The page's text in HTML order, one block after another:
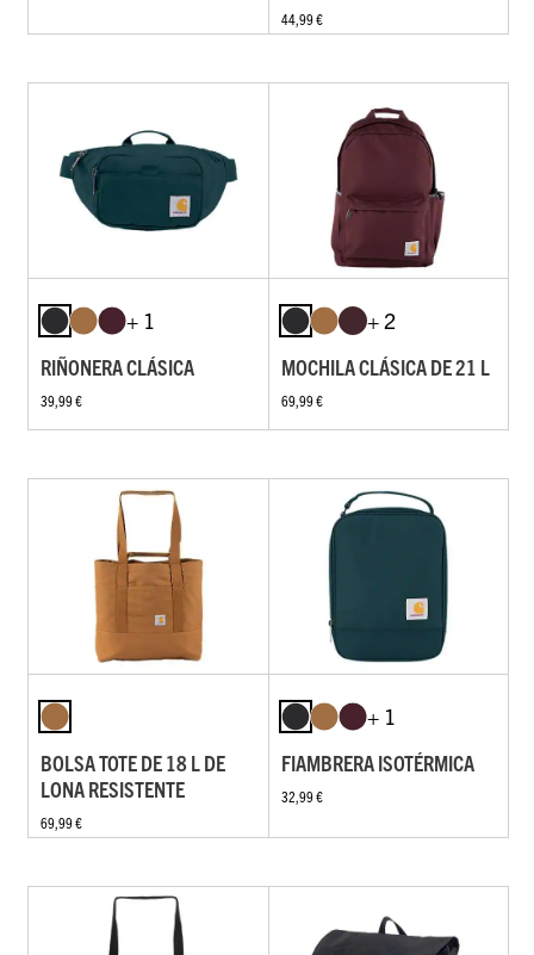
44,99 €
+ 1
RIÑONERA CLÁSICA
39,99 €
+ 2
MOCHILA CLÁSICA DE 21 L
69,99 €
BOLSA TOTE DE 18 L DE
LONA RESISTENTE
69,99 €
+ 1
FIAMBRERA ISOTÉRMICA
32,99 €